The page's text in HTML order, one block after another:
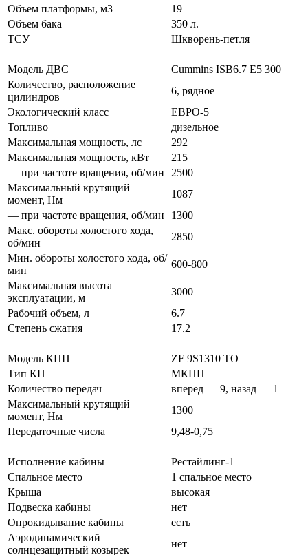
Объем платформы, м3
19
Объем бака
350 л.
ТСУ
Шкворень-петля
Модель ДВС
Cummins ISB6.7 E5 300
Количество, расположение
цилиндров
6, рядное
Экологический класс
ЕВРО-5
Топливо
дизельное
Максимальная мощность, лс
292
Максимальная мощность, кВт
215
— при частоте вращения, об/мин
2500
Максимальный крутящий
момент, Нм
1087
— при частоте вращения, об/мин
1300
Макс. обороты холостого хода,
об/мин
2850
Мин. обороты холостого хода, об/
мин
600-800
Максимальная высота
эксплуатации, м
3000
Рабочий объем, л
6.7
Степень сжатия
17.2
Модель КПП
ZF 9S1310 TO
Тип КП
МКПП
Количество передач
вперед — 9, назад — 1
Максимальный крутящий
момент, Нм
1300
Передаточные числа
9,48-0,75
Исполнение кабины
Рестайлинг-1
Спальное место
1 спальное место
Крыша
высокая
Подвеска кабины
нет
Опрокидывание кабины
есть
Аэродинамический
солнцезащитный козырек
нет